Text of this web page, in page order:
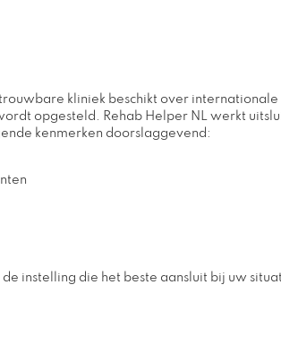
kliniek beschikt over
opgesteld. Rehab Helper NL werkt
kenmerken doorslaggevend:
instelling die het beste aansluit bij uw